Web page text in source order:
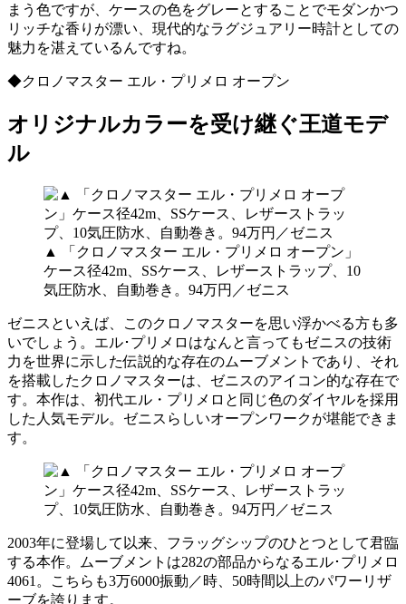
まう色ですが、ケースの色をグレーとすることでモダンかつ
リッチな香りが漂い、現代的なラグジュアリー時計としての
魅力を湛えているんですね。
◆クロノマスター エル・プリメロ オープン
オリジナルカラーを受け継ぐ王道モデ
ル
▲ 「クロノマスター エル・プリメロ オープン」
ケース径42m、SSケース、レザーストラップ、10
気圧防水、自動巻き。94万円／ゼニス
ゼニスといえば、このクロノマスターを思い浮かべる方も多
いでしょう。エル･プリメロはなんと言ってもゼニスの技術
力を世界に示した伝説的な存在のムーブメントであり、それ
を搭載したクロノマスターは、ゼニスのアイコン的な存在で
す。本作は、初代エル・プリメロと同じ色のダイヤルを採用
した人気モデル。ゼニスらしいオープンワークが堪能できま
す。
2003年に登場して以来、フラッグシップのひとつとして君臨
する本作。ムーブメントは282の部品からなるエル･プリメロ
4061。こちらも3万6000振動／時、50時間以上のパワーリザ
ーブを誇ります。